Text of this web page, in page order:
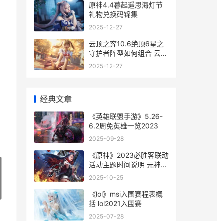
原神4.4暮起遥思海灯节
礼物兑换码锦集
2025-12-27
云顶之弈10.6绝顶6星之
守护者阵型如何组合 云顶
之奕11.6决斗
2025-12-27
经典文章
《英雄联盟手游》5.26-
6.2周免英雄一览2023
2025-09-28
《原神》2023必胜客联动
活动主题时间说明 元神
2021
2025-10-25
《lol》msi入围赛程表概
括 lol2021入围赛
2025-07-28